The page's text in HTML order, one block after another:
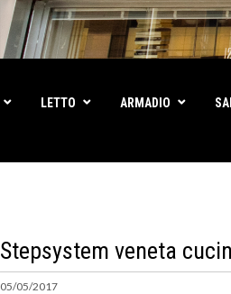
LETTO ARMADIO
Stepsystem veneta
05/05/2017